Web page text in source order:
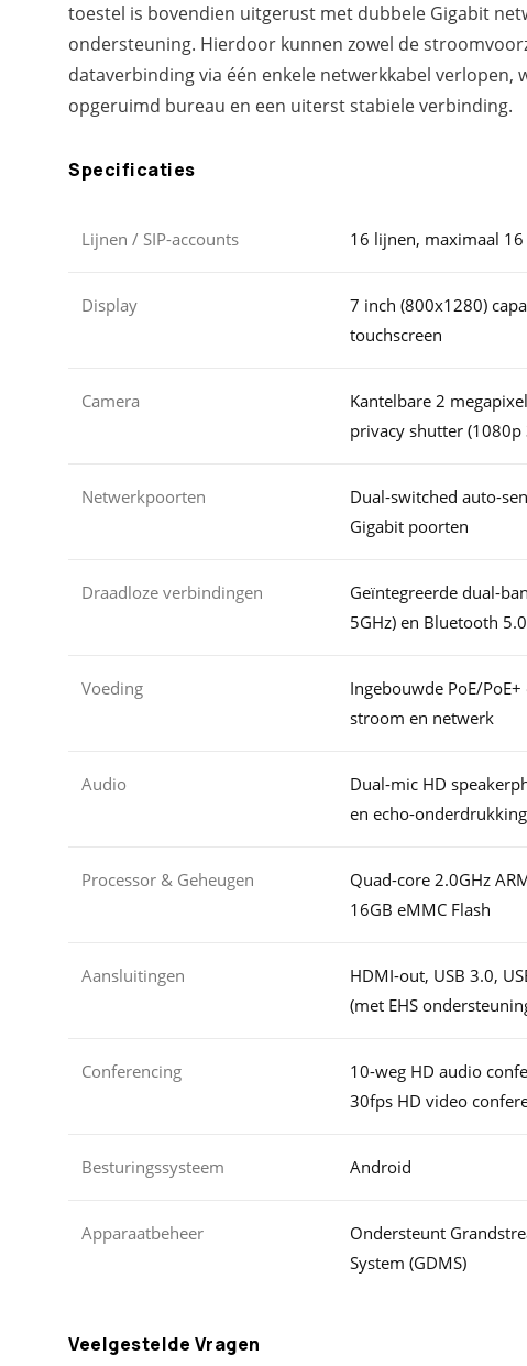
toestel is bovendien uitgerust met dubbele Gigabit
ondersteuning. Hierdoor kunnen zowel de
dataverbinding via één enkele netwerkkabel verlopen,
opgeruimd bureau en een uiterst stabiele verbinding.
Specificaties
Lijnen / SIP-accounts 16 lijnen, maximaal 16
Display
7 inch (800x1280)
touchscreen
Camera
Kantelbare 2
privacy shutter (1080p
Netwerkpoorten
Dual-switched auto-
Gigabit poorten
Draadloze verbindingen
Geïntegreerde dual-
5GHz) en Bluetooth 5.0
Voeding
Ingebouwde PoE/
stroom en netwerk
Audio
Dual-mic HD
en echo-onderdrukking
Processor & Geheugen
Quad-core 2.0GHz
16GB eMMC Flash
Aansluitingen
HDMI-out, USB 3.0,
(met EHS
Conferencing
10-weg HD audio
30fps HD video
Besturingssysteem Android
Apparaatbeheer
Ondersteunt
System (GDMS)
Veelgestelde Vragen